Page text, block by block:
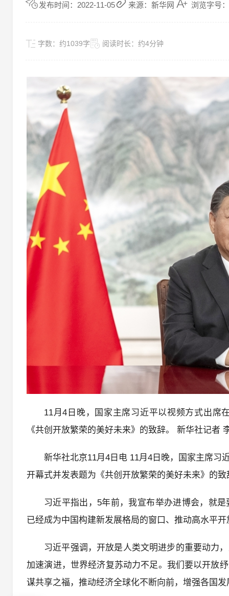
发布时间：2022-11-05 来源：新华网 浏览字号
字数： 约1039字 阅读时长： 约4分钟
11月4日晚，国家主席习近平以视频方式出席
《共创开放繁荣的美好未来》的致辞。 新华社记者
新华社北京11月4日电 11月4日晚，国家主席习
开幕式并发表题为《共创开放繁荣的美好未来》的致
习近平指出，5年前，我宣布举办进博会，就
已经成为中国构建新发展格局的窗口、推动高水平
习近平强调，开放是人类文明进步的重要动力
加速演进，世界经济复苏动力不足。我们要以开放
谋共享之福，推动经济全球化不断向前，增强各国